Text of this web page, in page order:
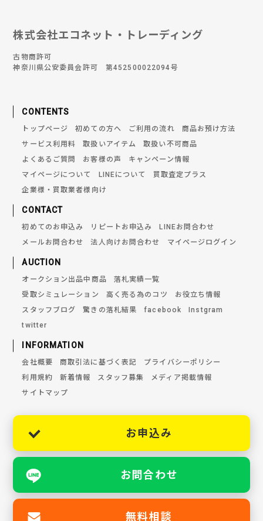
株式会社エコネット・トレーディング
古物商許可
神奈川県公安委員会許可 第452500022094号
CONTENTS
トップページ 初めての方へ ご利用の流れ
商品お預け方法
サービス利用料
取扱いアイテム
取扱い不可商品
よくあるご質問
お客様の声
キャンペーン情報
マイページについて
LINEについて
買取査定プラス
企業様・買取業者様向け
CONTACT
初めてのお申込み リピートお申込み
LINEお問合わせ
メールお問合わせ
法人向けお問合わせ マイページログイン
AUCTION
オークション出品中商品
落札実績一覧
受取シミュレーション
高く売る為のコツ
お役立ち情報
スタッフブログ
驚きの落札結果 facebook
Instgram
twitter
INFORMATION
会社概要 商取引法に基づく表記
プライバシーポリシー
利用規約
新着情報 スタッフ募集
メディア掲載情報
サイトマップ
お申込み
お問合わせ
無料相談